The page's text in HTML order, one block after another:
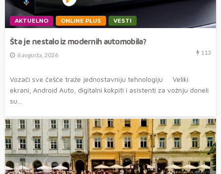
AKTUELNO ONLINE PLUS VESTI
Šta je nestalo iz modernih automobila?
6 avgusta, 2026 113
Vozači sve češće traže jednostavniju tehnologiju Veliki
ekrani, Android Auto, digitalni kokpiti i asistenti za vožnju doneli
su...